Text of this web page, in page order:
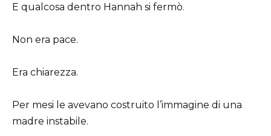
E qualcosa dentro Hannah si fermò.
Non era pace.
Era chiarezza.
Per mesi le avevano costruito l’immagine di una
madre instabile.